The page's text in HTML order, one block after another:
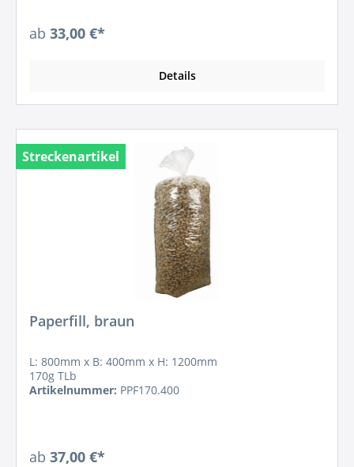
ab 33,00 €*
Details
Streckenartikel
Paperfill, braun
L: 800mm x B: 400mm x H: 1200mm
170g TLb
Artikelnummer: PPF170.400
ab 37,00 €*